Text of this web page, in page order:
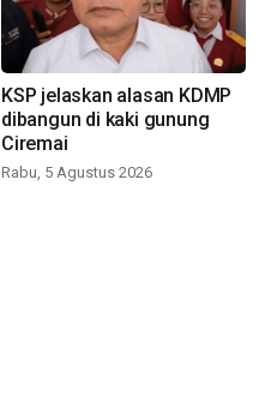
KSP jelaskan alasan KDMP
dibangun di kaki gunung
Ciremai
Rabu, 5 Agustus 2026